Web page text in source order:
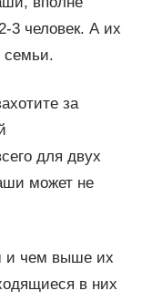
3 человек. А их
семьи.
за
для двух
может не
и чем выше их
в них